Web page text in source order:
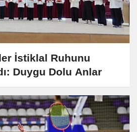
İstiklal Ruhunu
Duygu Dolu Anlar